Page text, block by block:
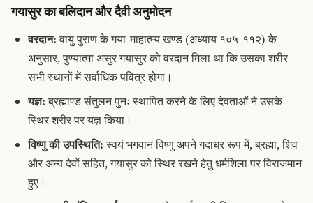
गयासुर का बलिदान और दैवी अनुमोदन
वरदान:वायु पुराण के गया-माहात्म्य खण्ड (अध्याय १०५-११२) के
अनुसार, पुण्यात्मा असुर गयासुर को वरदान मिला था कि उसका शरीर
सभी स्थानों में सर्वाधिक पवित्र होगा।
यज्ञ:ब्रह्माण्ड संतुलन पुनः स्थापित करने के लिए देवताओं ने उसके
स्थिर शरीर पर यज्ञ किया।
विष्णु की उपस्थिति:स्वयं भगवान विष्णु अपने गदाधर रूप में, ब्रह्मा, शिव
और अन्य देवों सहित, गयासुर को स्थिर रखने हेतु धर्मशिला पर विराजमान
हुए।